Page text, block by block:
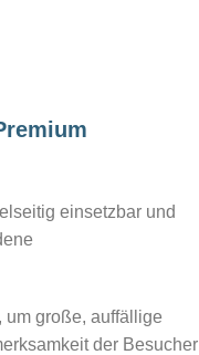
einsetzbar und
um große, auffällige
der Besucher